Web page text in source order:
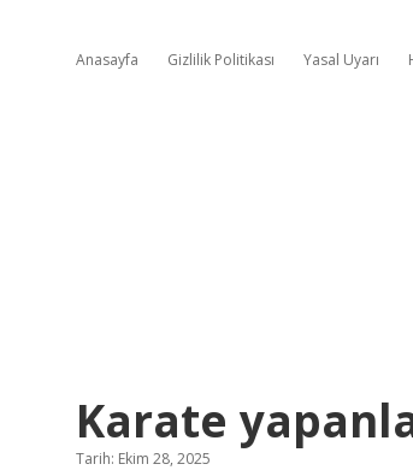
Anasayfa Gizlilik Politikası Yasal Uyarı
Karate
Tarih: Ekim 28, 2025